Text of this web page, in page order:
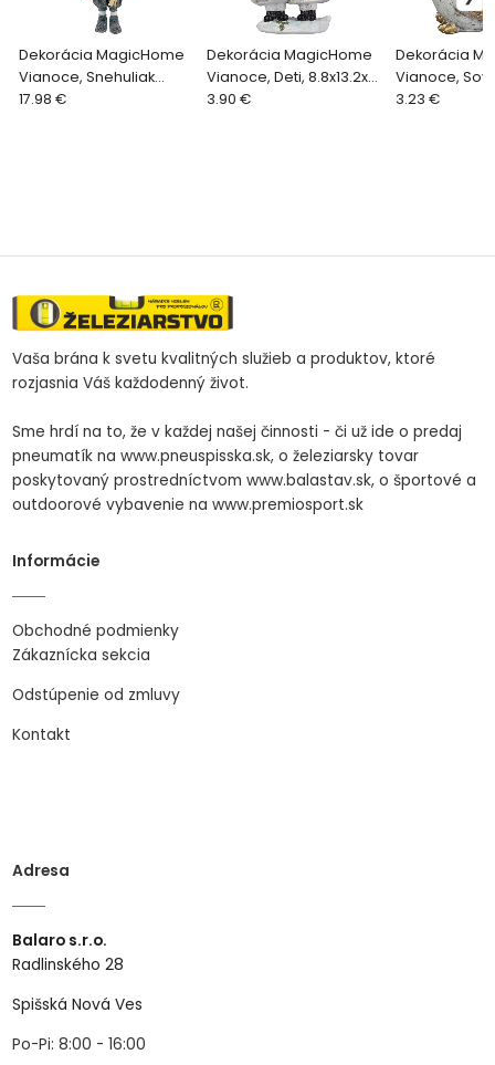
Dekorácia MagicHome
Vianoce, Snehuliak
chlapec s lyžami, 60 cm
17.98 €
Dekorácia MagicHome
Vianoce, Deti, 8.8x13.2x17
cm
3.90 €
Dekorácia
Vianoce,
cm
3.23 €
Vaša brána k svetu kvalitných služieb a produktov, ktoré
rozjasnia Váš každodenný život.
Sme hrdí na to, že v každej našej činnosti - či už ide o predaj
pneumatík na www.pneuspisska.sk, o železiarsky tovar
poskytovaný prostredníctvom www.balastav.sk, o športové a
outdoorové vybavenie na www.premiosport.sk
Informácie
Obchodné podmienky
Zákaznícka sekcia
Odstúpenie od zmluvy
Kontakt
Adresa
Balaro s.r.o.
Radlinského 28
Spišská Nová Ves
Po-Pi: 8:00 - 16:00